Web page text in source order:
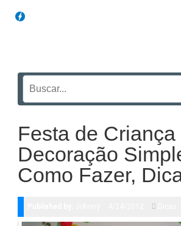
Festa de Criança
Decoração
Como Fazer,